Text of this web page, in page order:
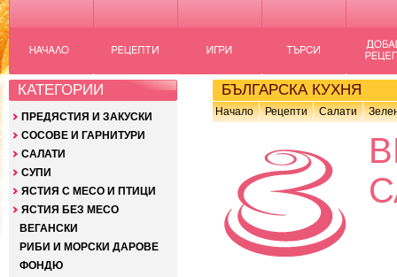
КАТЕГОРИИ
ПРЕДЯСТИЯ И ЗАКУСКИ
СОСОВЕ И ГАРНИТУРИ
САЛАТИ
СУПИ
ЯСТИЯ С МЕСО И ПТИЦИ
ЯСТИЯ БЕЗ МЕСО
ВЕГАНСКИ
РИБИ И МОРСКИ ДАРОВЕ
ФОНДЮ
БЪЛГАРСКА КУХНЯ
Начало Рецепти Салати